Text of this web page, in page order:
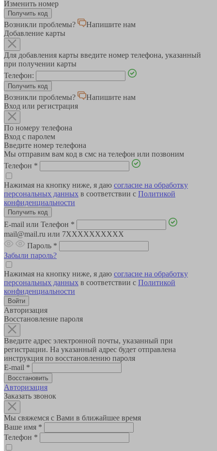
Изменить номер
Возникли проблемы?
Напишите нам
Добавление карты
Для добавления карты введите номер телефона, указанный
при получении карты
Телефон:
Возникли проблемы?
Напишите нам
Вход или регистрация
По номеру телефона
Вход с паролем
Введите номер телефона
Мы отправим вам код в смс на телефон или позвоним
Телефон *
Нажимая на кнопку ниже, я даю согласие на обработку
персональных данных в соответствии с Политикой
конфиденциальности
E-mail или Телефон *
mail@mail.ru или 7XXXXXXXXXX
Пароль *
Забыли пароль?
Нажимая на кнопку ниже, я даю согласие на обработку
персональных данных в соответствии с Политикой
конфиденциальности
Авторизация
Восстановление пароля
Введите адрес электронной почты, указанный при
регистрации. На указанный адрес будет отправлена
инструкция по восстановлению пароля
E-mail *
Авторизация
Заказать звонок
Мы свяжемся с Вами в ближайшее время
Ваше имя *
Телефон *